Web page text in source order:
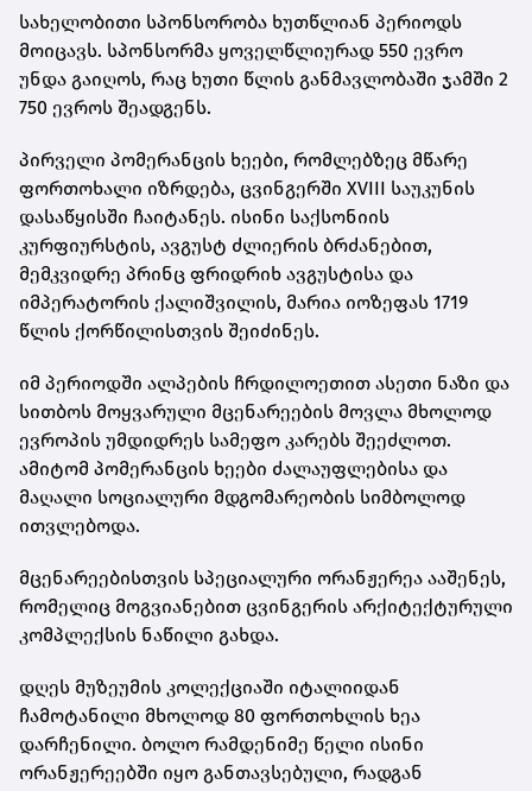
სახელობითი სპონსორობა ხუთწლიან პერიოდს
მოიცავს. სპონსორმა ყოველწლიურად 550 ევრო
უნდა გაიღოს, რაც ხუთი წლის განმავლობაში ჯამში 2
750 ევროს შეადგენს.
პირველი პომერანცის ხეები, რომლებზეც მწარე
ფორთოხალი იზრდება, ცვინგერში XVIII საუკუნის
დასაწყისში ჩაიტანეს. ისინი საქსონიის
კურფიურსტის, ავგუსტ ძლიერის ბრძანებით,
მემკვიდრე პრინც ფრიდრიხ ავგუსტისა და
იმპერატორის ქალიშვილის, მარია იოზეფას 1719
წლის ქორწილისთვის შეიძინეს.
იმ პერიოდში ალპების ჩრდილოეთით ასეთი ნაზი და
სითბოს მოყვარული მცენარეების მოვლა მხოლოდ
ევროპის უმდიდრეს სამეფო კარებს შეეძლოთ.
ამიტომ პომერანცის ხეები ძალაუფლებისა და
მაღალი სოციალური მდგომარეობის სიმბოლოდ
ითვლებოდა.
მცენარეებისთვის სპეციალური ორანჟერეა ააშენეს,
რომელიც მოგვიანებით ცვინგერის არქიტექტურული
კომპლექსის ნაწილი გახდა.
დღეს მუზეუმის კოლექციაში იტალიიდან
ჩამოტანილი მხოლოდ 80 ფორთოხლის ხეა
დარჩენილი. ბოლო რამდენიმე წელი ისინი
ორანჟერეებში იყო განთავსებული, რადგან